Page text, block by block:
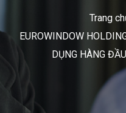
Trang
EUROWINDOW
DỤNG HÀNG